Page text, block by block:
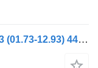
Mootor Mercedes-Benz Jetliner N213 (01.73-12.93) 441.901-507-948819 tüübi jaoks bussi Neoplan Spaceliner, Skyliner, Jetliner, Cityliner (1973-)